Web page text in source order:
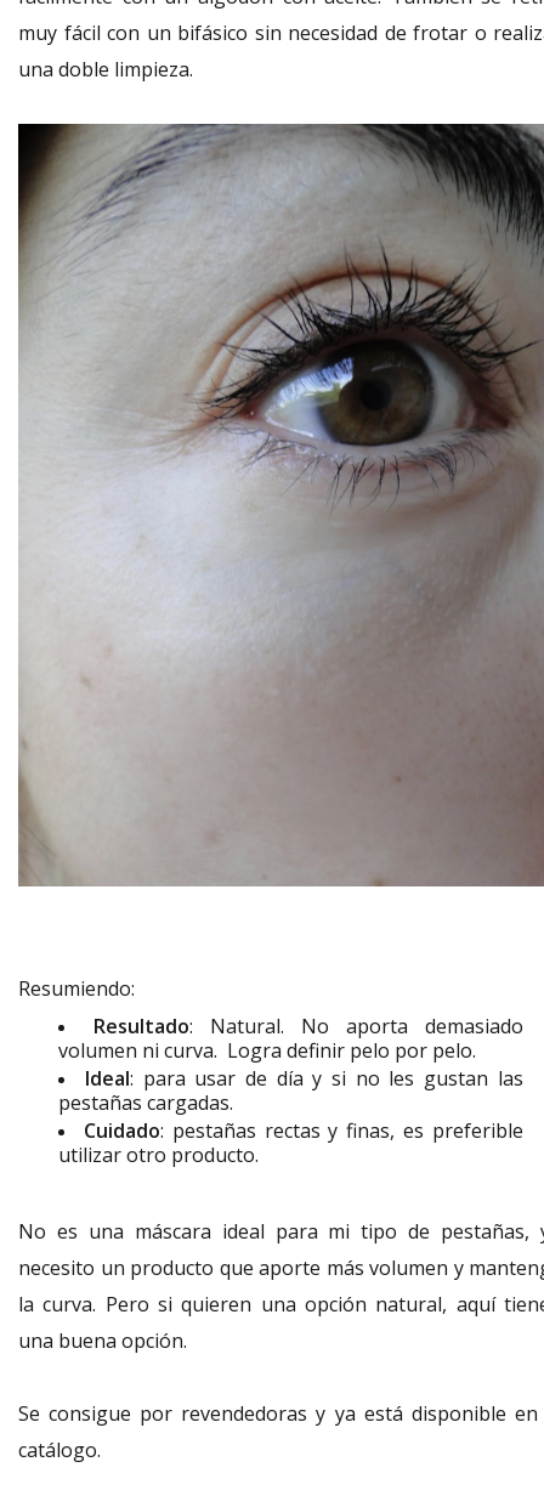
muy fácil con un bifásico sin necesidad de frotar o
una doble limpieza.
Resumiendo:
Resultado: Natural. No aporta demasiado
volumen ni curva. Logra definir pelo por pelo.
Ideal: para usar de día y si no les gustan las
pestañas cargadas.
Cuidado: pestañas rectas y finas, es preferible
utilizar otro producto.
No es una máscara ideal para mi tipo de pestañas,
necesito un producto que aporte más volumen y
la curva. Pero si quieren una opción natural, aquí
una buena opción.
Se consigue por revendedoras y ya está disponible
catálogo.